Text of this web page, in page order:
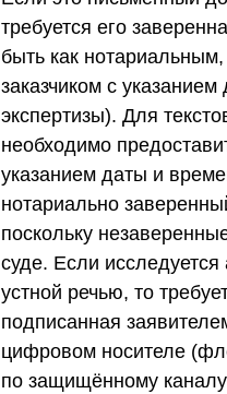
требуется его
быть как
заказчиком с
экспертизы). Для
необходимо
указанием даты и
нотариально
поскольку
суде. Если
устной речью, то
подписанная
цифровом носителе
по защищённому